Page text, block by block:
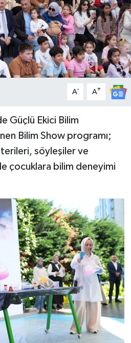
A- A+
Güçlü Ekici Bilim
Bilim Show programı;
söyleşiler ve
çocuklara bilim deneyimi